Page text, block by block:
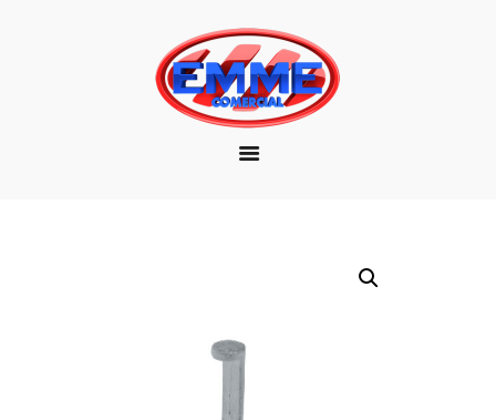
EMPRESA
MARCAS
PRODUTOS